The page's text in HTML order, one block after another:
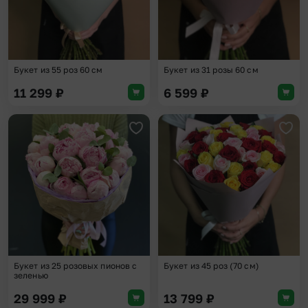
Букет из 55 роз 60 см
11 299 ₽
Букет из 31 розы 60 см
6 599 ₽
Добавить в избранное
Букет из 25 розовых пионов с
зеленью
29 999 ₽
Букет из 45 роз (70 см)
13 799 ₽